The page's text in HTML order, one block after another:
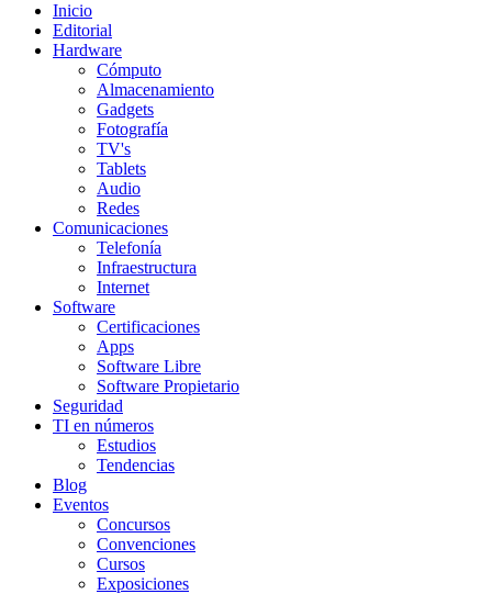
Inicio
Editorial
Hardware
Cómputo
Almacenamiento
Gadgets
Fotografía
TV's
Tablets
Audio
Redes
Comunicaciones
Telefonía
Infraestructura
Internet
Software
Certificaciones
Apps
Software Libre
Software Propietario
Seguridad
TI en números
Estudios
Tendencias
Blog
Eventos
Concursos
Convenciones
Cursos
Exposiciones